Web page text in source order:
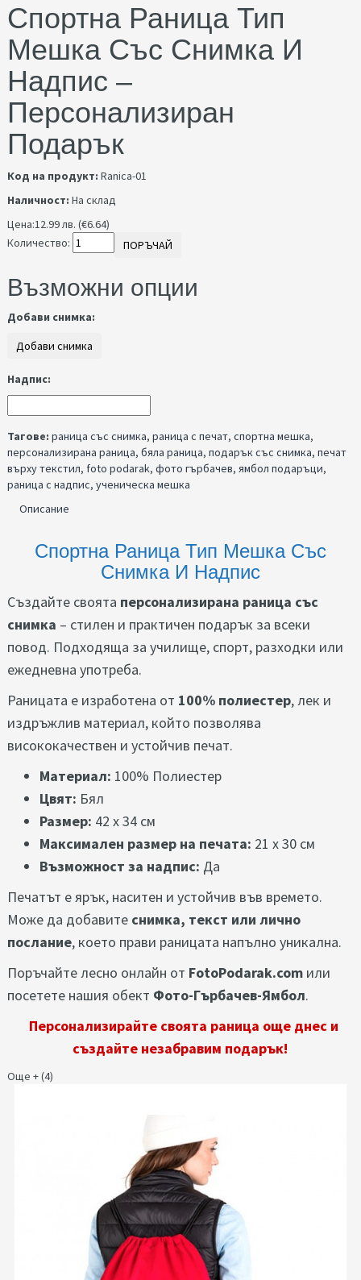
Спортна Раница Тип
Мешка Със Снимка И
Надпис –
Персонализиран
Подарък
Код на продукт: Ranica-01
Наличност: На склад
Цена:12.99 лв. (€6.64)
Количество:
ПОРЪЧАЙ
Възможни опции
Добави снимка:
Надпис:
Тагове: раница със снимка, раница с печат, спортна мешка,
персонализирана раница, бяла раница, подарък със снимка, печат
върху текстил, foto podarak, фото гърбачев, ямбол подаръци,
раница с надпис, ученическа мешка
Описание
Спортна Раница Тип Мешка Със
Снимка И Надпис
Създайте своята персонализирана раница със
снимка – стилен и практичен подарък за всеки
повод. Подходяща за училище, спорт, разходки или
ежедневна употреба.
Раницата е изработена от 100% полиестер, лек и
издръжлив материал, който позволява
висококачествен и устойчив печат.
Материал: 100% Полиестер
Цвят: Бял
Размер: 42 x 34 см
Максимален размер на печата: 21 x 30 см
Възможност за надпис: Да
Печатът е ярък, наситен и устойчив във времето.
Може да добавите снимка, текст или лично
послание, което прави раницата напълно уникална.
Поръчайте лесно онлайн от FotoPodarak.com или
посетете нашия обект Фото-Гърбачев-Ямбол.
Персонализирайте своята раница още днес и
създайте незабравим подарък!
Още + (4)